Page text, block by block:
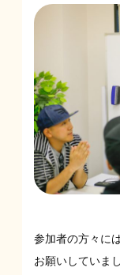
参加者の方々に
お願いしていまし